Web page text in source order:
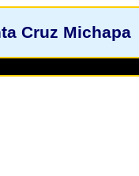
Cruz Michapa